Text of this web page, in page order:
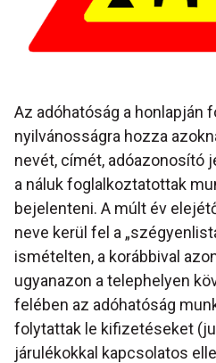
Az adóhatóság a honlapján
nyilvánosságra hozza
nevét, címét, adóazonosító
a náluk foglalkoztatottak
bejelenteni. A múlt év
neve kerül fel a
ismételten, a korábbival
ugyanazon a telephelyen
felében az adóhatóság
folytattak le kifizetéseket
járulékokkal kapcsolatos